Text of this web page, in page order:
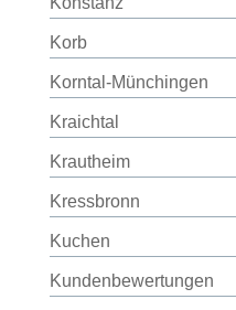
Korb
Korntal-Münchingen
Kraichtal
Krautheim
Kressbronn
Kuchen
Kundenbewertungen